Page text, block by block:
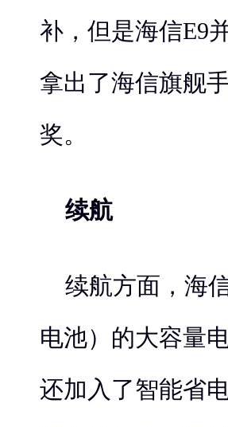
补，但是海信E9
拿出了海信旗舰
奖。
续航
续航方面，海
电池）的大容量
还加入了智能省